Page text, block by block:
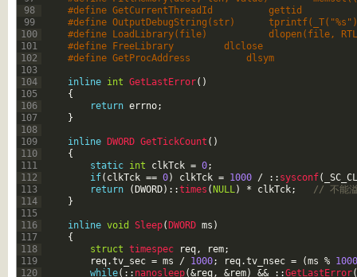
98
99
100
101
102
103
104
105
106
107
108
109
110
111
112
113
114
115
116
117
118
119
120
#define GetCurrentThreadId          gettid
#define OutputDebugString(str)
#define LoadLibrary(file)           dlopen(file,
#define FreeLibrary         dlclose
#define GetProcAddress          dlsym
inline int GetLastError( )
{
return errno;
}
inline DWORD GetTickCount ( )
{
static int clkTck = 0;
if( clkTck == 0) clkTck = 1000 / :: sysconf(
return
( DWORD) ::times ( NULL) * clkTck;
// 不
}
inline void Sleep( DWORD ms )
{
struct timespec req, rem;
req.tv_sec = ms / 1000; req.tv_nsec = (ms % 1000
while( :: nanosleep(&req, &rem) && ::GetLastError(